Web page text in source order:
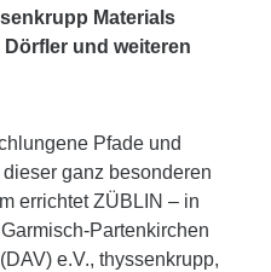
Materials
und weiteren
Pfade und
ganz besonderen
errichtet ZÜBLIN – in
Partenkirchen
e.V., thyssenkrupp,